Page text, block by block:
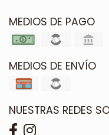
MEDIOS DE PAGO
MEDIOS DE ENVÍO
NUESTRAS REDES